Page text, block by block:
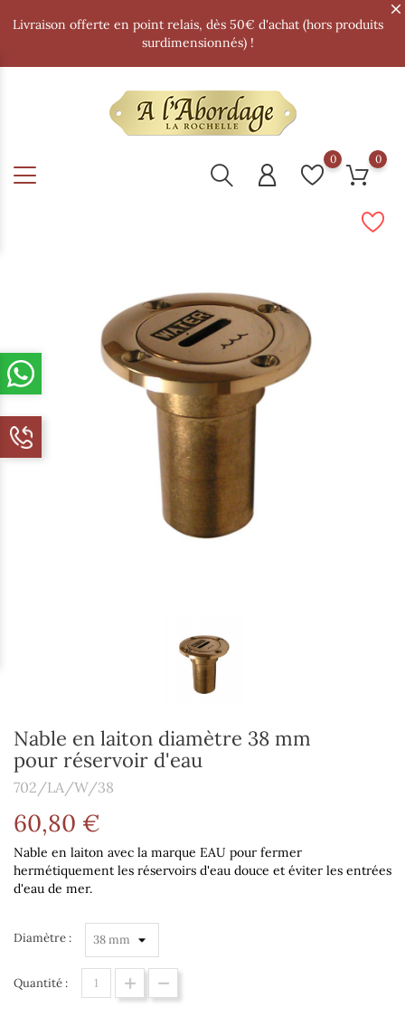
Livraison offerte en point relais, dès 50€ d'achat (hors produits
surdimensionnés) !
0 0
Nable en laiton diamètre 38 mm
pour réservoir d'eau
702/LA/W/38
60,80 €
Nable en laiton avec la marque EAU pour fermer
hermétiquement les réservoirs d'eau douce et éviter les entrées
d'eau de mer.
Diamètre :
Quantité :